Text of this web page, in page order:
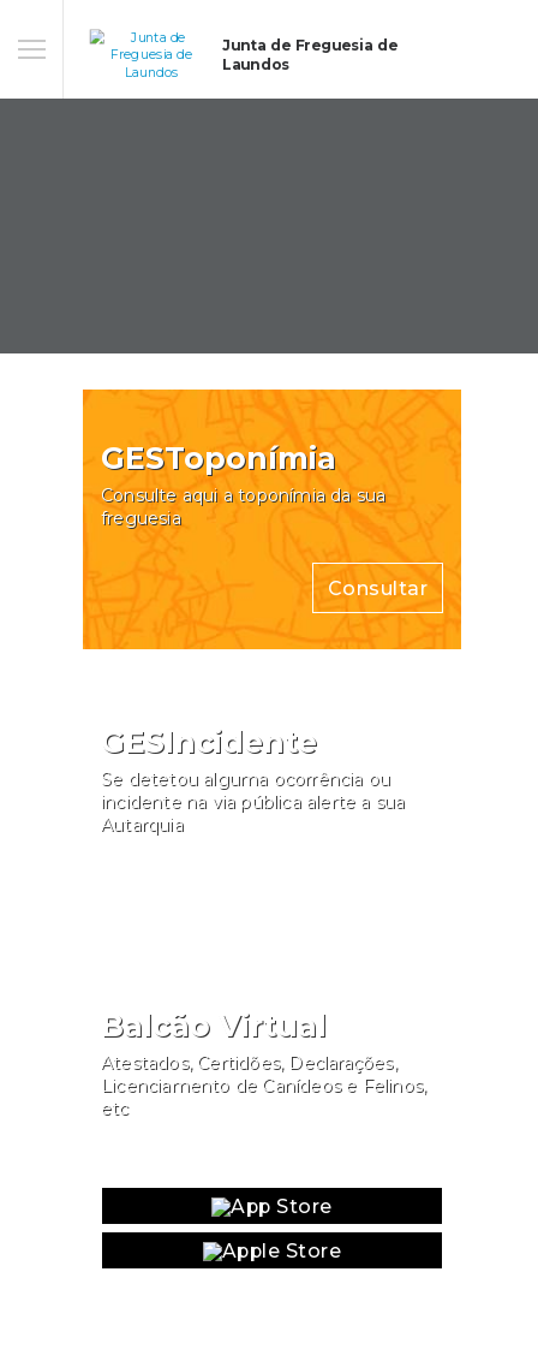
Junta de Freguesia de
Laundos
GESToponímia
Consulte aqui a toponímia da sua
freguesia
Consultar
GESIncidente
Se detetou alguma ocorrência ou
incidente na via pública alerte a sua
Autarquia
Balcão Virtual
Atestados, Certidões, Declarações,
Licenciamento de Canídeos e Felinos,
etc